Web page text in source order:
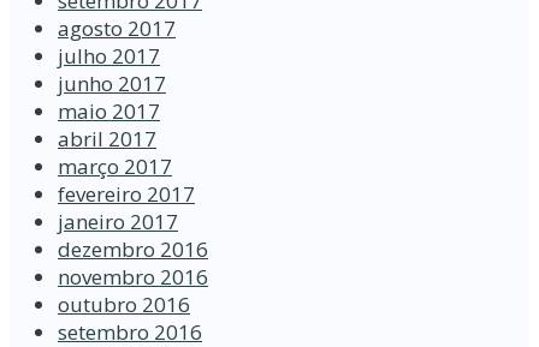
agosto 2017
julho 2017
junho 2017
maio 2017
abril 2017
março 2017
fevereiro 2017
janeiro 2017
dezembro 2016
novembro 2016
outubro 2016
setembro 2016